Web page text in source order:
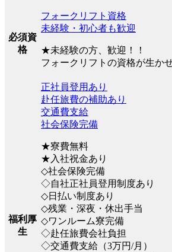
必須資
格
フォークリフト資格
未経験・初心者も歓迎
★未経験の方、歓迎！！
フォークリフトの資格が生か
福利厚
生
正社員登用あり
赴任旅費の補助あり
交通費支給
社会保険完備
★寮費無料
★入社祝金あり
◇社会保険完備
◇自社正社員登用制度あり
◇日払い制度あり
◇残業・深夜・休出手当
◇ワンルーム寮完備
◇赴任旅費会社負担
◇交通費支給（3万円/月）